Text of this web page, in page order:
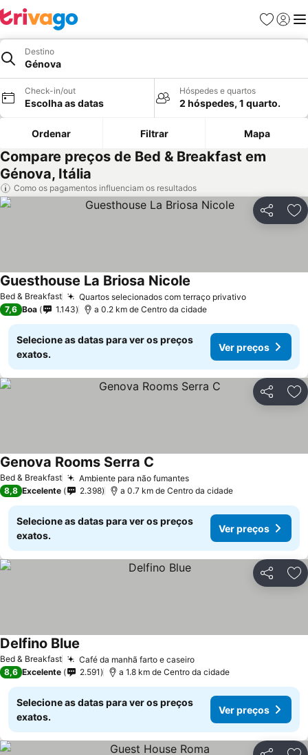
Favoritos
Iniciar
Destino
Génova
Check-in/out
Escolha as datas
Hóspedes e quartos
2 hóspedes, 1 quarto.
Ordenar Filtrar Mapa
Compare preços de Bed & Breakfast em
Génova, Itália
Como os pagamentos influenciam os resultados
Partilhar
Bed & Breakfast Quartos selecionados com terraço privativoVer preços
Guesthouse La Briosa Nicole
7,6 Boa 1.143 a 0.2 km de Centro da cidade
Selecione as datas para ver os preços
exatos.
Ver preços
Partilhar
Bed & Breakfast Ambiente para não fumantesVer preços
Genova Rooms Serra C
8,8 Excelente 2.398 a 0.7 km de Centro da cidade
Selecione as datas para ver os preços
exatos.
Ver preços
Partilhar
Bed & Breakfast Café da manhã farto e caseiroVer preços
Delfino Blue
8,6 Excelente 2.591 a 1.8 km de Centro da cidade
Selecione as datas para ver os preços
exatos.
Ver preços